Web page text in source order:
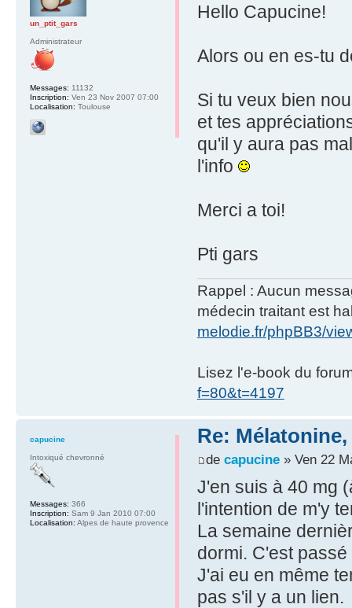
Hello Capucine!
Alors ou en es-tu
Si tu veux bien
et tes
qu'il y aura pas
l'info
Merci a toi!
Pti gars
Rappel : Aucun
médecin traitant est
melodie.fr/phpBB3/
Lisez l'e-book du
f=80&t=4197
un_ptit_gars
Administrateur
Messages: 11132
Inscription: Ven 23 Nov 2007 07:00
Localisation: Toulouse
Re:
de capucine» Ven 22
J'en suis à 40 mg
l'intention de m'y
La semaine
dormi. C'est
J'ai eu en même
pas s'il y a un lien.
capucine
Intoxiqué chevronné
Messages: 366
Inscription: Sam 9 Jan 2010 07:00
Localisation: Alpes de haute provence